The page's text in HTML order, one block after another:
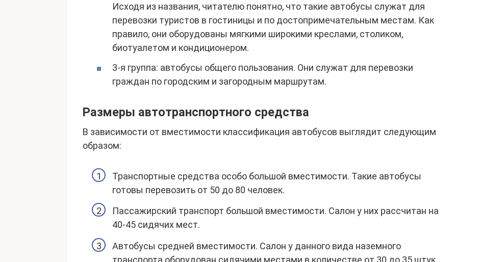
Исходя из названия, читателю понятно, что такие автобусы служат для
перевозки туристов в гостиницы и по достопримечательным местам. Как
правило, они оборудованы мягкими широкими креслами, столиком,
биотуалетом и кондиционером.
3-я группа: автобусы общего пользования. Они служат для перевозки
граждан по городским и загородным маршрутам.
Размеры автотранспортного средства
В зависимости от вместимости классификация автобусов выглядит следующим
образом:
Транспортные средства особо большой вместимости. Такие автобусы
готовы перевозить от 50 до 80 человек.
Пассажирский транспорт большой вместимости. Салон у них рассчитан на
40-45 сидячих мест.
Автобусы средней вместимости. Салон у данного вида наземного
транспорта оборудован сидячими местами в количестве от 30 до 35 штук.